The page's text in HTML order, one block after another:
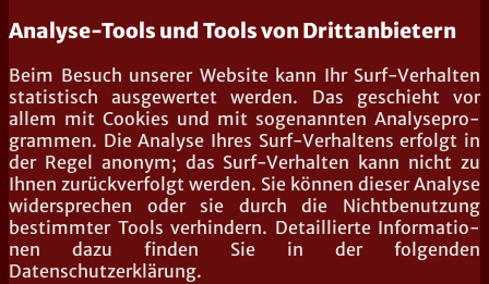
Analyse-Tools und Tools von Drittanbietern
Beim Besuch unse­rer Web­site kann Ihr Surf-Ver­hal­ten
sta­tis­tisch aus­ge­wer­tet wer­den. Das geschieht vor
allem mit Coo­kies und mit soge­nann­ten Ana­ly­se­pro­
gram­men. Die Ana­ly­se Ihres Surf-Ver­hal­tens erfolgt in
der Regel anonym; das Surf-Ver­hal­ten kann nicht zu
Ihnen zurück­ver­folgt wer­den. Sie kön­nen die­ser Ana­ly­se
wider­spre­chen oder sie durch die Nicht­be­nut­zung
bestimm­ter Tools ver­hin­dern. Detail­lier­te Infor­ma­tio­
nen dazu fin­den Sie in der fol­gen­den
Datenschutzerklärung.